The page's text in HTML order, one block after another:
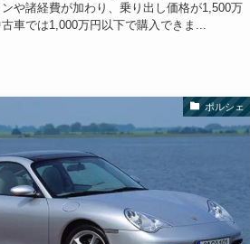
や諸経費が加わり、乗り出し価格が1,500万
車では1,000万円以下で購入できま...
ポルシェ